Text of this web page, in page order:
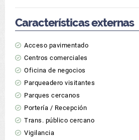
Características externas
Acceso pavimentado
Centros comerciales
Oficina de negocios
Parqueadero visitantes
Parques cercanos
Portería / Recepción
Trans. público cercano
Vigilancia